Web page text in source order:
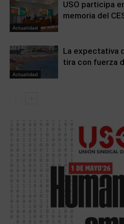
Actualidad
USO participa
memoria del
Actualidad
La expectativa
tira con fuerza